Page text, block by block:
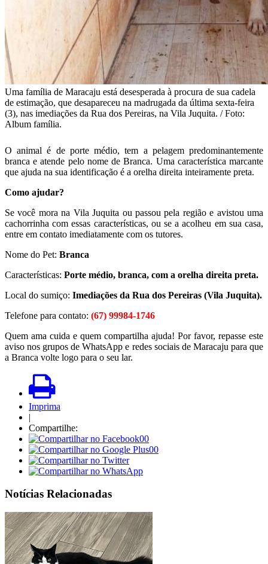
Uma família de Maracaju está desesperada à procura de sua cadela
de estimação, que desapareceu na madrugada da última sexta-feira
(3), nas imediações da Rua dos Pereiras, na Vila Juquita. / Foto:
Album família.
O animal é de porte médio, tem a pelagem predominantemente
branca e atende pelo nome de Branca. Uma característica marcante
que ajuda na sua identificação é a orelha direita inteiramente preta.
Como ajudar?
Se você mora na Vila Juquita ou passou pela região e avistou uma
cachorrinha com essas características, ou se a acolheu em sua casa,
entre em contato imediatamente com os tutores.
Nome do Pet: Branca
Características: Porte médio, branca, com a orelha direita preta.
Local do sumiço: Imediações da Rua dos Pereiras (Vila Juquita).
Telefone para contato: (67) 99984-1746
Quem ama cuida e quem compartilha ajuda! Por favor, repasse este
aviso nos grupos de WhatsApp e redes sociais de Maracaju para que
a Branca volte logo para o seu lar.
Imprima
|
Compartilhe:
00
00
Notícias Relacionadas